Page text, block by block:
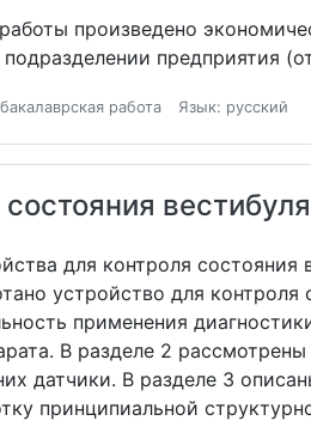
произведено
предприятия
работа Язык: русский
для контроля состояния
устройство для контроля
применения
В разделе 2
датчики. В разделе 3
принципиальной